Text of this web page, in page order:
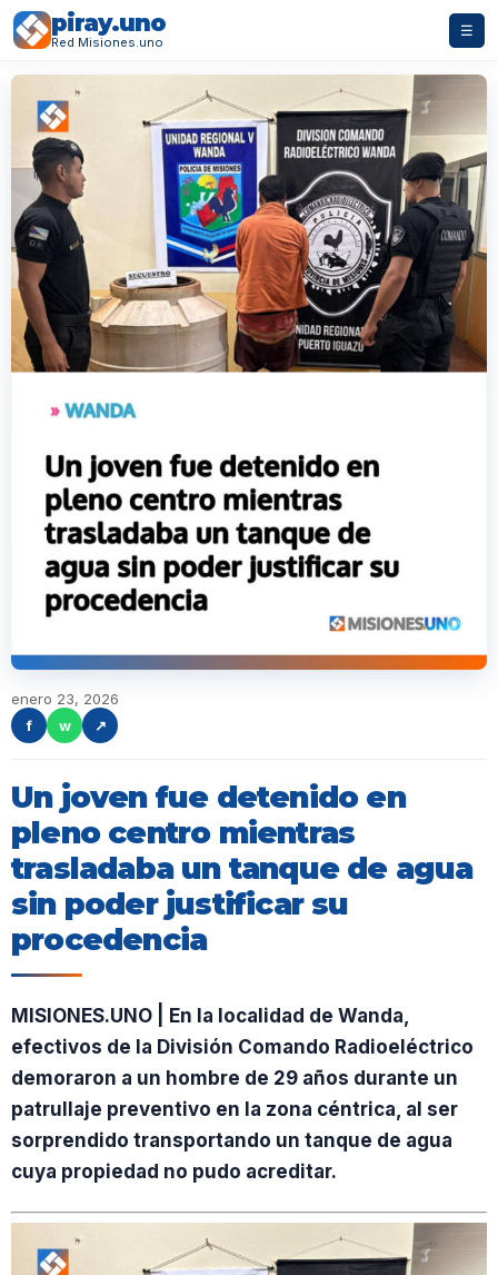
piray.uno
Red Misiones.uno
☰
enero 23, 2026
f
w ↗
Un joven fue detenido en
pleno centro mientras
trasladaba un tanque de agua
sin poder justificar su
procedencia
MISIONES.UNO | En la localidad de Wanda,
efectivos de la División Comando Radioeléctrico
demoraron a un hombre de 29 años durante un
patrullaje preventivo en la zona céntrica, al ser
sorprendido transportando un tanque de agua
cuya propiedad no pudo acreditar.